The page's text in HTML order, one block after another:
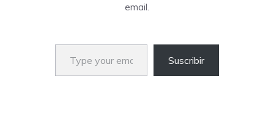
email.
Type your email…
Suscribir